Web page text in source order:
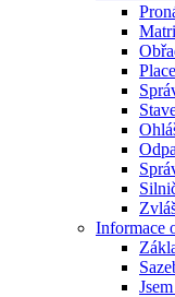
Informace